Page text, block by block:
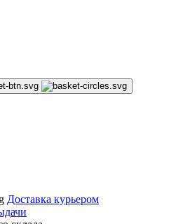
Доставка курьером